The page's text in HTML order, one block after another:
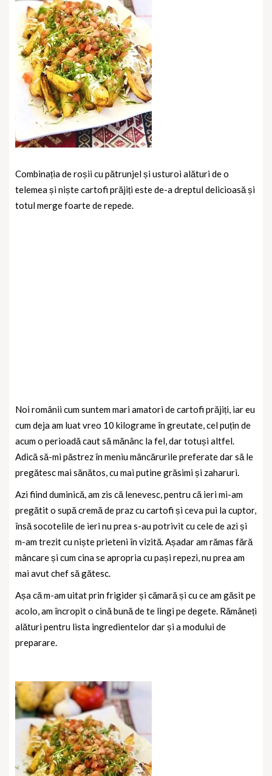
Combinația de roșii cu pătrunjel și usturoi alături de o
telemea și niște cartofi prăjiți este de-a dreptul delicioasă și
totul merge foarte de repede.
Noi românii cum suntem mari amatori de cartofi prăjiți, iar eu
cum deja am luat vreo 10 kilograme în greutate, cel puțin de
acum o perioadă caut să mănânc la fel, dar totuși altfel.
Adică să-mi păstrez în meniu mâncărurile preferate dar să le
pregătesc mai sănătos, cu mai putine grăsimi și zaharuri.
Azi fiind duminică, am zis că lenevesc, pentru că ieri mi-am
pregătit o supă cremă de praz cu cartofi și ceva pui la cuptor,
însă socotelile de ieri nu prea s-au potrivit cu cele de azi și
m-am trezit cu niște prieteni în vizită. Așadar am rămas fără
mâncare și cum cina se apropria cu pași repezi, nu prea am
mai avut chef să gătesc.
Așa că m-am uitat prin frigider și cămară și cu ce am găsit pe
acolo, am încropit o cină bună de te lingi pe degete. Rămâneți
alături pentru lista ingredientelor dar și a modului de
preparare.